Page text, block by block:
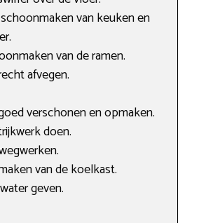
van keuken en
van de ramen.
afvegen.
verschonen en opmaken.
doen.
van de koelkast.
geven.